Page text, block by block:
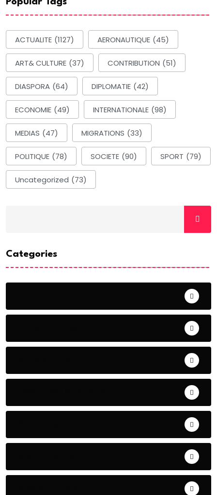
Popular Tags
ACTUALITE (1127) AERONAUTIQUE (45)
ART& CULTURE (37) CONTRIBUTION (51)
DIASPORA (64) DIPLOMATIE (42)
ECONOMIE (49) INTERNATIONALE (98)
MEDIAS (47) MIGRATIONS (33)
POLITIQUE (78) SOCIETE (90) SPORT (79)
Uncategorized (73)
Categories